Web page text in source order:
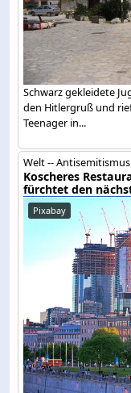
Schwarz gekleidete
den Hitlergruß und
Teenager in...
Welt -- Antisemitismus
Koscheres
fürchtet den
Pixabay